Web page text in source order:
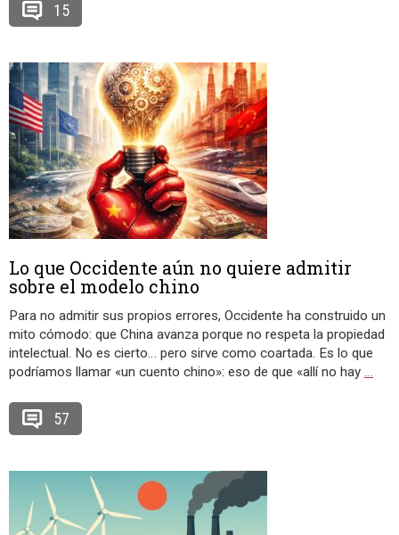
15
Lo que Occidente aún no quiere admitir
sobre el modelo chino
Para no admitir sus propios errores, Occidente ha construido un
mito cómodo: que China avanza porque no respeta la propiedad
intelectual. No es cierto… pero sirve como coartada. Es lo que
podríamos llamar «un cuento chino»: eso de que «allí no hay …
57